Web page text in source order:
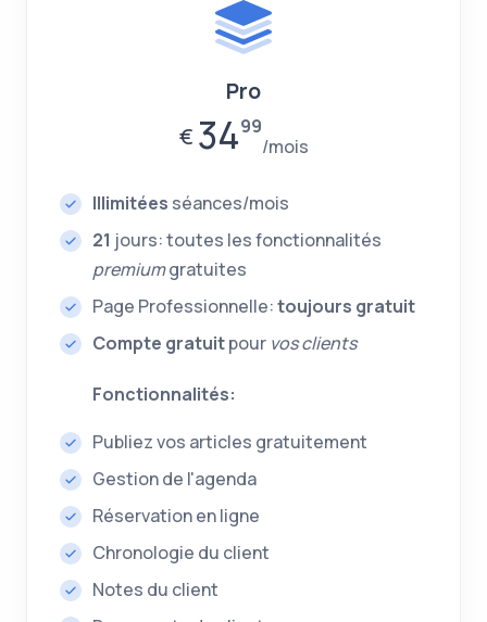
Pro
€ 3499
mois
Illimitées séances/mois
21 jours: toutes les fonctionnalités
premiumgratuites
Page Professionnelle:toujours gratuit
Compte gratuitpour vos clients
Fonctionnalités:
Publiez vos articles gratuitement
Gestion de l'agenda
Réservation en ligne
Chronologie du client
Notes du client